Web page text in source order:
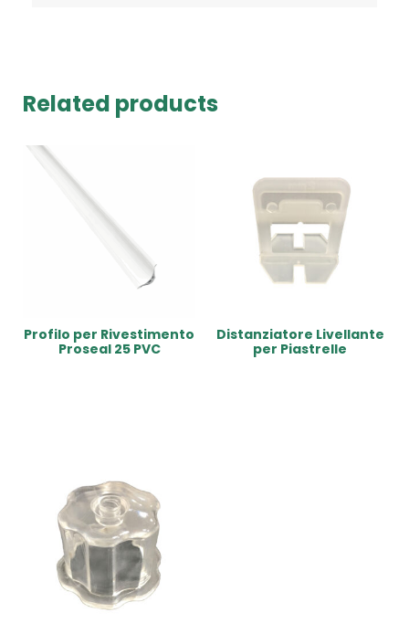
Related products
Profilo per Rivestimento
Proseal 25 PVC
Distanziatore Livellante
per Piastrelle